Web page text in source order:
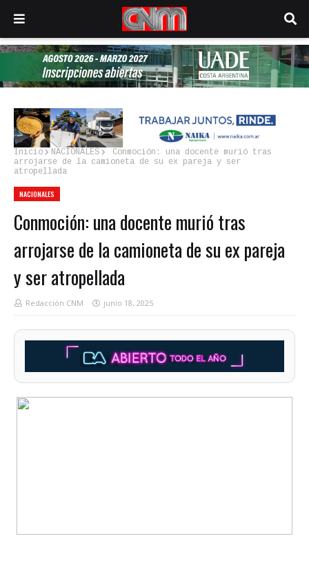
Inicio NACIONALES
Conmoción: una docente murió tras
arrojarse de la camioneta de su ex pareja y ser
atropellada
NACIONALES
Conmoción: una docente murió tras
arrojarse de la camioneta de su ex pareja
y ser atropellada
Redacción CNM junio 18, 2025